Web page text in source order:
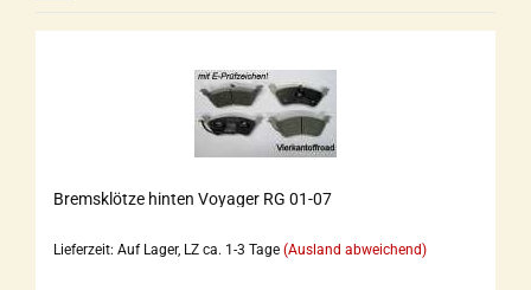
Bremsklötze hinten Voyager RG 01-07
Lieferzeit: Auf Lager, LZ ca. 1-3 Tage (Ausland abweichend)